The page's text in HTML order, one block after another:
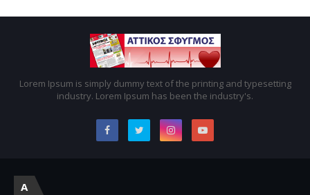
Lorem Ipsum is simply dummy text of the printing and typesetting
industry. Lorem Ipsum has been the industry's.
A